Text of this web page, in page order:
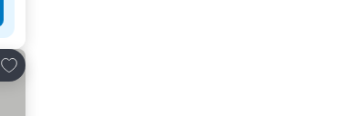
Dodati u favorite